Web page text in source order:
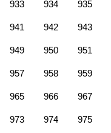
933 934 935
941 942 943
949 950 951
957 958 959
965 966 967
973 974 975